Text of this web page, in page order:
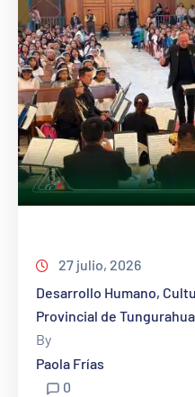
27 julio, 2026
Desarrollo Humano,
Provincial de Tungurahua
By
Paola Frías
0